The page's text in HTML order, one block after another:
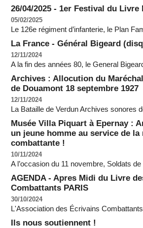
26/04/2025 - 1er Festival du
05/02/2025
Le 126e régiment d’infanterie, le Plan
La France - Général Bigeard
12/11/2024
A la fin des années 80, le General
Archives : Allocution du
de Douamont 18 septembre 1927
12/11/2024
La Bataille de Verdun Archives sonores
Musée Villa Piquart à Epernay :
un jeune homme au service de la
combattante !
10/11/2024
A l’occasion du 11 novembre, Soldats
AGENDA - Apres Midi du Livre
Combattants PARIS
30/10/2024
L'Association des Écrivains
Ils nous soutiennent !